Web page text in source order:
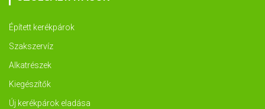
Épített kerékpárok
Szakszervíz
Alkatrészek
Kiegészítők
Új kerékpárok eladása